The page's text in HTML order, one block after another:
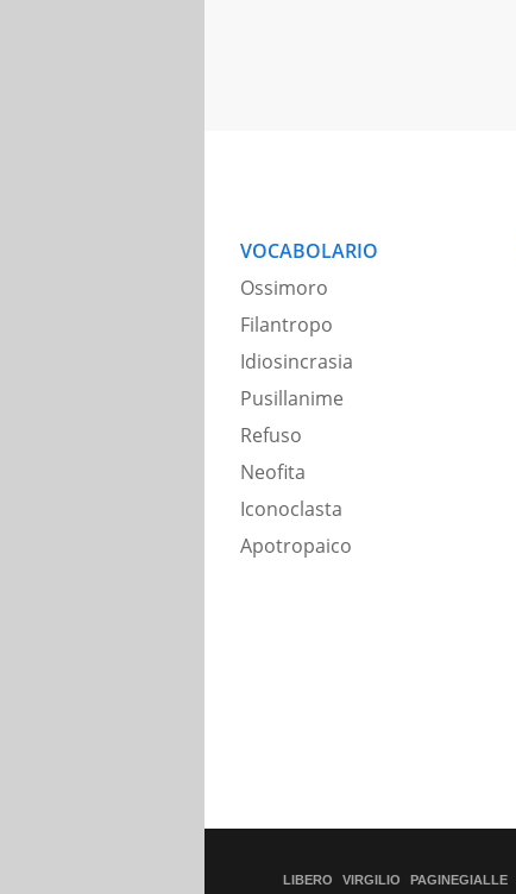
VOCABOLARIO
Ossimoro
Filantropo
Idiosincrasia
Pusillanime
Refuso
Neofita
Iconoclasta
Apotropaico
LIBERO VIRGILIO PAGINEGIALLE